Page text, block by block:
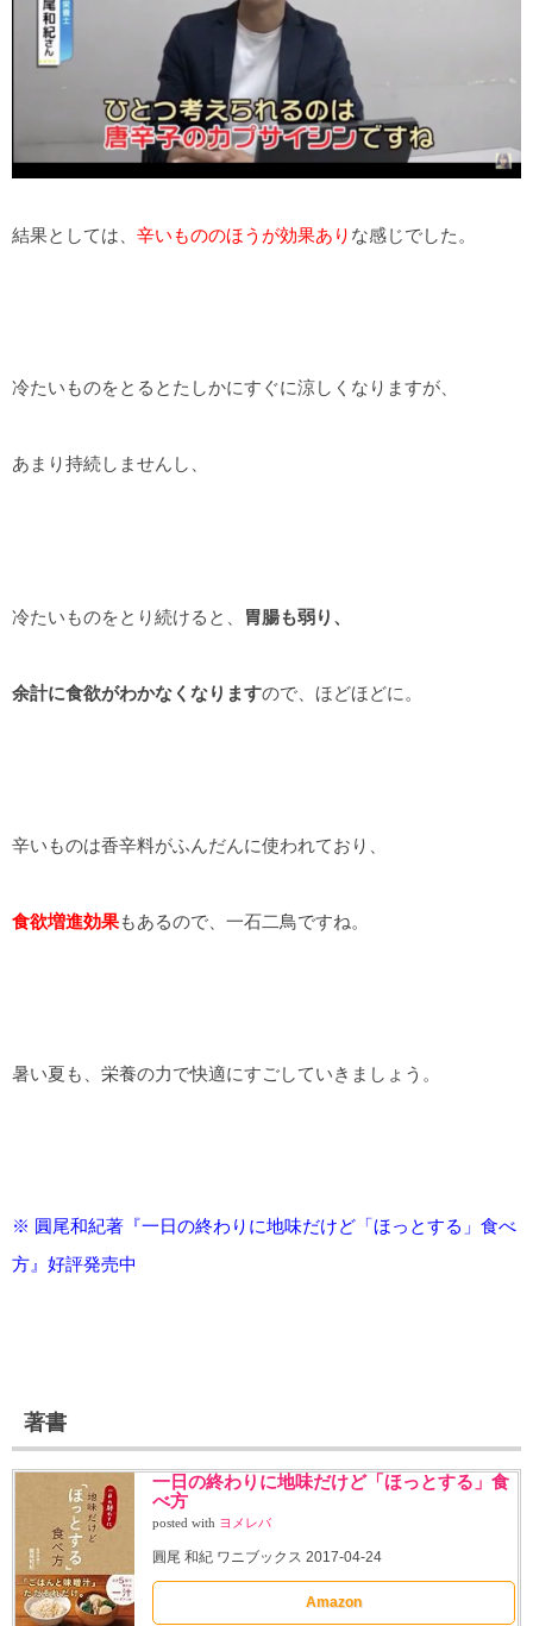
結果としては、 辛いもののほうが効果あり な感じでした。
冷たいものをとるとたしかにすぐに涼しくなりますが、
あまり持続しませんし、
冷たいものをとり続けると、 胃腸も弱り、
余計に食欲がわかなくなりますので、ほどほどに。
辛いものは香辛料がふんだんに使われており、
食欲増進効果もあるので、一石二鳥ですね。
暑い夏も、栄養の力で快適にすごしていきましょう。
※ 圓尾和紀著『一日の終わりに地味だけど「ほっとする」食べ
方』好評発売中
著書
一日の終わりに地味だけど「ほっとする」食
べ方
posted with ヨメレバ
圓尾 和紀 ワニブックス 2017-04-24
Amazon